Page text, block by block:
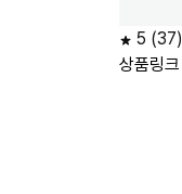
5 (37)
상품링크